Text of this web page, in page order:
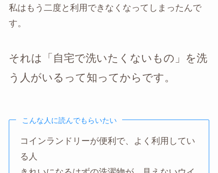
私はもう二度と利用できなくなってしまったんで
す。
それは「自宅で洗いたくないもの」を洗
う人がいるって知ってからです。
こんな人に読んでもらいたい
コインランドリーが便利で、よく利用してい
る人